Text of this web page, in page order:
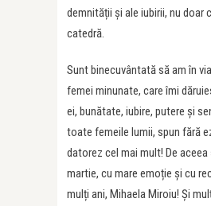
demnității și ale iubirii, nu doar
catedră.
Sunt binecuvântată să am în
femei minunate, care îmi
ei, bunătate, iubire, putere și
toate femeile lumii, spun fără
datorez cel mai mult! De
martie, cu mare emoție și cu
mulți ani, Mihaela Miroiu! Și